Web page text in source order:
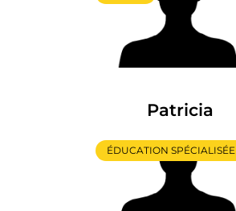
Patricia
ÉDUCATION SPÉCIALISÉE